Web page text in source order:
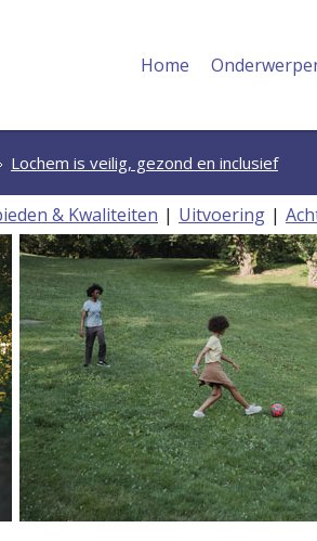
Home
Lochem is veilig, gezond en inclusief
& Kwaliteiten Uitvoering